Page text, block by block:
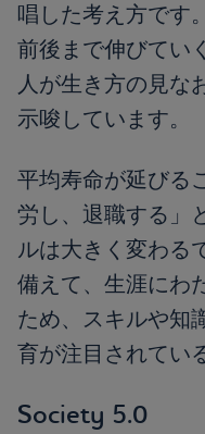
唱した考え方です
前後まで伸びてい
人が生き方の見な
示唆しています。
平均寿命が延びる
労し、退職する」
ルは大きく変わる
備えて、生涯にわ
ため、スキルや知
育が注目されてい
Society 5.0